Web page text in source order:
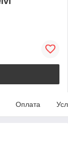
Оплата